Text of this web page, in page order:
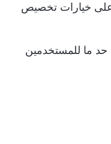
على خيارات تخصيص
حد ما للمستخدمين